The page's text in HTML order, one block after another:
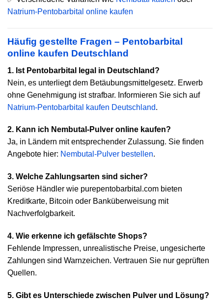
Natrium-Pentobarbital online kaufen
Häufig gestellte Fragen – Pentobarbital
online kaufen Deutschland
1. Ist Pentobarbital legal in Deutschland?
Nein, es unterliegt dem Betäubungsmittelgesetz. Erwerb
ohne Genehmigung ist strafbar. Informieren Sie sich auf
Natrium-Pentobarbital kaufen Deutschland.
2. Kann ich Nembutal-Pulver online kaufen?
Ja, in Ländern mit entsprechender Zulassung. Sie finden
Angebote hier: Nembutal-Pulver bestellen.
3. Welche Zahlungsarten sind sicher?
Seriöse Händler wie purepentobarbital.com bieten
Kreditkarte, Bitcoin oder Banküberweisung mit
Nachverfolgbarkeit.
4. Wie erkenne ich gefälschte Shops?
Fehlende Impressen, unrealistische Preise, ungesicherte
Zahlungen sind Warnzeichen. Vertrauen Sie nur geprüften
Quellen.
5. Gibt es Unterschiede zwischen Pulver und Lösung?